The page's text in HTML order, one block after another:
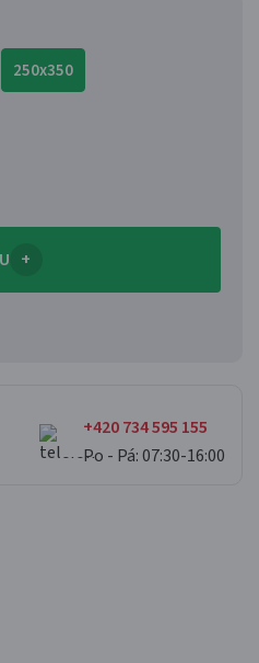
250x350
+
+420 734 595 155
Po - Pá: 07:30-16:00